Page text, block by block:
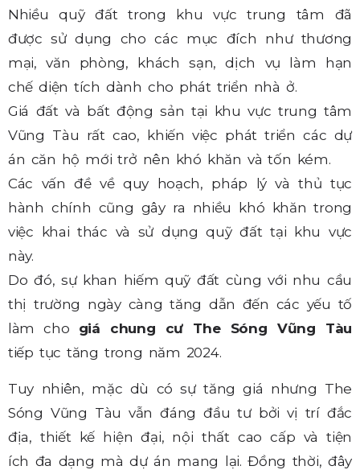
Nhiều quỹ đất trong khu vực trung tâm đã
được sử dụng cho các mục đích như thương
mại, văn phòng, khách sạn, dịch vụ làm hạn
chế diện tích dành cho phát triển nhà ở.
Giá đất và bất động sản tại khu vực trung tâm
Vũng Tàu rất cao, khiến việc phát triển các dự
án căn hộ mới trở nên khó khăn và tốn kém.
Các vấn đề về quy hoạch, pháp lý và thủ tục
hành chính cũng gây ra nhiều khó khăn trong
việc khai thác và sử dụng quỹ đất tại khu vực
này.
Do đó, sự khan hiếm quỹ đất cùng với nhu cầu
thị trường ngày càng tăng dẫn đến các yếu tố
làm cho giá chung cư The Sóng Vũng Tàu
tiếp tục tăng trong năm 2024.
Tuy nhiên, mặc dù có sự tăng giá nhưng The
Sóng Vũng Tàu vẫn đáng đầu tư bởi vị trí đắc
địa, thiết kế hiện đại, nội thất cao cấp và tiện
ích đa dạng mà dự án mang lại. Đồng thời, đây